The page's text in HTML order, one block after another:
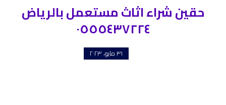
حقين شراء اثاث مستعمل بالرياض
٠٥٥٥٤٣٧٢٢٤
٣١ مايو، ٢٠٢٣